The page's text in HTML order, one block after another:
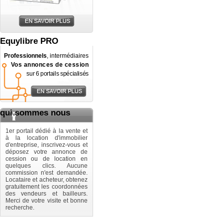
Equylibre PRO
Professionnels, intermédiaires
Vos annonces de cession
sur 6 portails spécialisés
qui sommes nous
1er portail dédié à la vente et
à la location d'immobilier
d'entreprise, inscrivez-vous et
déposez votre annonce de
cession ou de location en
quelques clics. Aucune
commission n'est demandée.
Locataire et acheteur, obtenez
gratuitement les coordonnées
des vendeurs et bailleurs.
Merci de votre visite et bonne
recherche.